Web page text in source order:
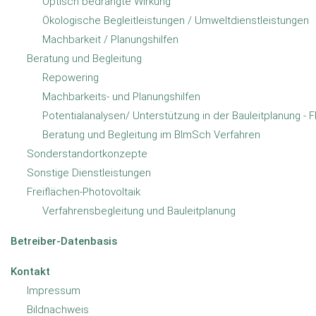
Aktuelles und
Wichtiges
Batteriespeicher
29.07.2026·mehr
25 Jahre enveco GmbH
25.06.2026· mehr
Herzlichen Dank an Dr. Rüdiger
Böngeler
01.07.2025·mehr
2024 Weihnachtsfeier
04.12.2024 mehr
Ökologische Begleitleistungen / Umweltdienstleistungen
Machbarkeit / Planungshilfen
Beratung und Begleitung
Repowering
Machbarkeits- und Planungshilfen
Potentialanalysen/ Unterstützung in der Bauleitplanung -
Beratung und Begleitung im BImSch Verfahren
Sonderstandortkonzepte
Sonstige Dienstleistungen
Freiflächen-Photovoltaik
Verfahrensbegleitung und Bauleitplanung
Betreiber-Datenbasis
Kontakt
Impressum
Bildnachweis